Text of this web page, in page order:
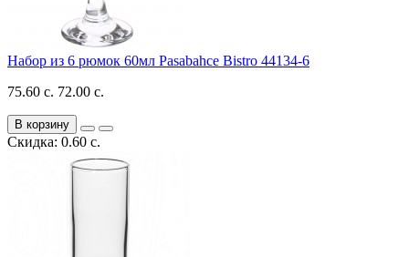
Набор из 6 рюмок 60мл Pasabahce Bistro 44134-6
75.60 с. 72.00 с.
В корзину
Скидка: 0.60 с.